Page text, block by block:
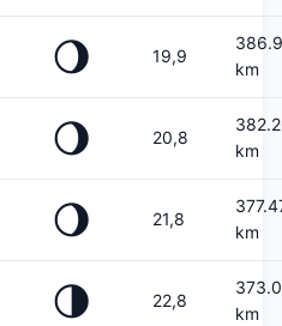
🌖 19,9
km
🌖 20,8
km
🌖 21,8
km
🌗 22,8
km